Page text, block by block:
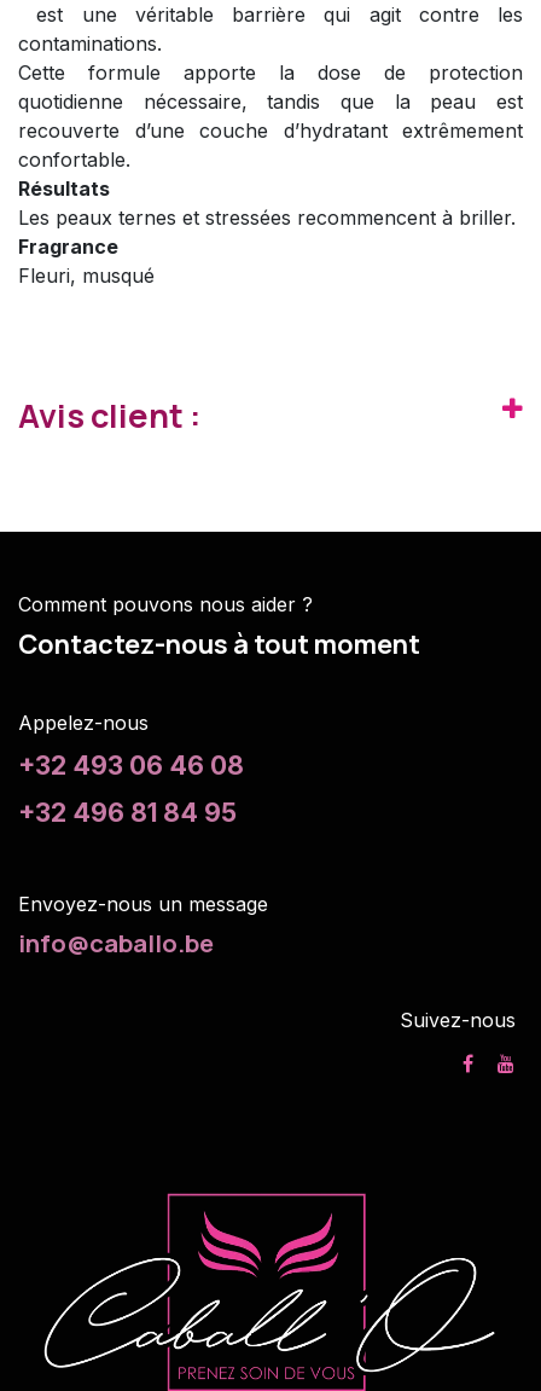
est une véritable barrière qui agit contre les
contaminations.
Cette formule apporte la dose de protection
quotidienne nécessaire, tandis que la peau est
recouverte d’une couche d’hydratant extrêmement
confortable.
Résultats
Les peaux ternes et stressées recommencent à briller.
Fragrance
Fleuri, musqué
Avis client :
Comment pouvons nous aider ?
Contactez-nous à tout moment
Appelez-nous
+32 493 06 46 08
+32 496 81 84 95
Envoyez-nous un message
info@caballo.be
Suivez-nous